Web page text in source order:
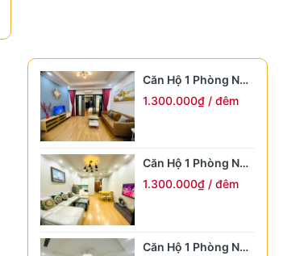
Căn Hộ 1 Phòng Ngủ
RC6-0805
1.300.000₫ / đêm
Căn Hộ 1 Phòng Ngủ
RC6-0815
1.300.000₫ / đêm
Căn Hộ 1 Phòng Ngủ